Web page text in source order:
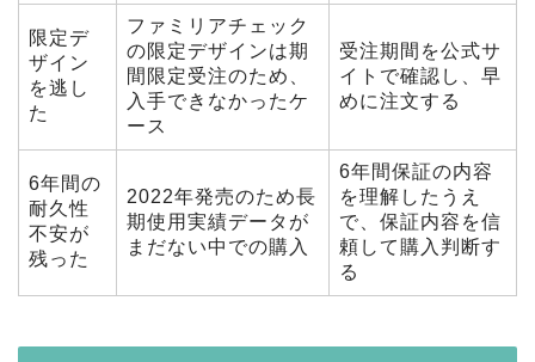
限定デ
ザイン
を逃し
た
ファミリアチェック
の限定デザインは期
間限定受注のため、
入手できなかったケ
ース
受注期間を公式サ
イトで確認し、早
めに注文する
6年間の
耐久性
不安が
残った
2022年発売のため長
期使用実績データが
まだない中での購入
6年間保証の内容
を理解したうえ
で、保証内容を信
頼して購入判断す
る